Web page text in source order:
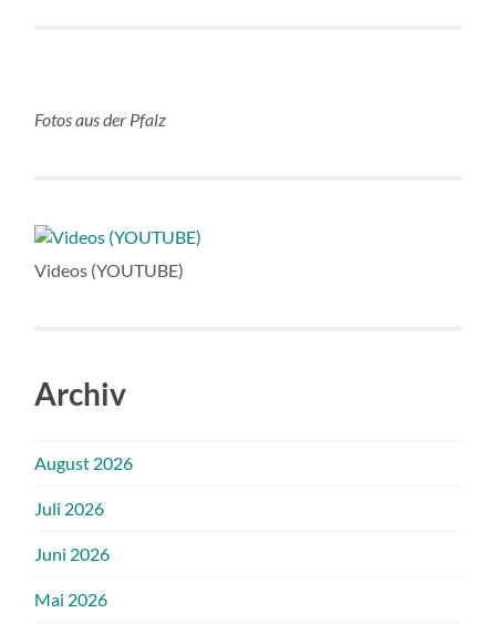
Fotos aus der Pfalz
Videos (YOUTUBE)
Archiv
August 2026
Juli 2026
Juni 2026
Mai 2026